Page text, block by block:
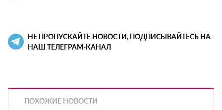
НЕ ПРОПУСКАЙТЕ НОВОСТИ, ПОДПИСЫВАЙТЕСЬ НА
НАШ ТЕЛЕГРАМ-КАНАЛ
ПОХОЖИЕ НОВОСТИ